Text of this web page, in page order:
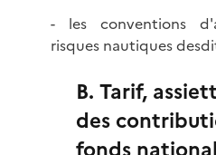
- les conventions
risques nautiques
B. Tarif,
des